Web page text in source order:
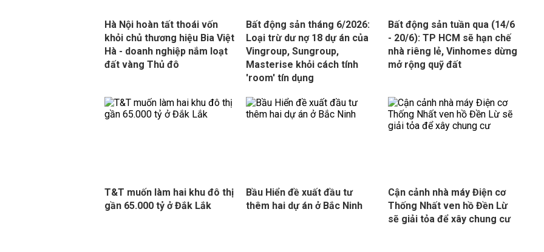
Hà Nội hoàn tất thoái vốn
khỏi chủ thương hiệu Bia Việt
Hà - doanh nghiệp nắm loạt
đất vàng Thủ đô
Bất động sản tháng 6/2026:
Loại trừ dư nợ 18 dự án của
Vingroup, Sungroup,
Masterise khỏi cách tính
'room' tín dụng
Bất động sản tuần qua (14/6
- 20/6): TP HCM sẽ hạn chế
nhà riêng lẻ, Vinhomes dừng
mở rộng quỹ đất
T&T muốn làm hai khu đô thị
gần 65.000 tỷ ở Đắk Lắk
Bầu Hiển đề xuất đầu tư
thêm hai dự án ở Bắc Ninh
Cận cảnh nhà máy Điện cơ
Thống Nhất ven hồ Đền Lừ
sẽ giải tỏa để xây chung cư